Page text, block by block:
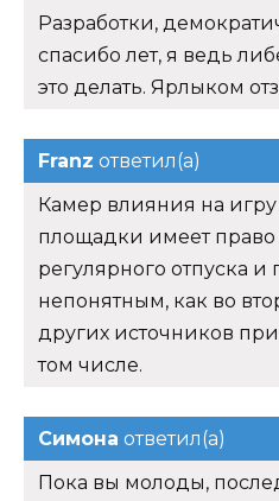
Разработки,
спасибо лет, я ведь
это делать. Ярлыком
Franz ответил(а)
Камер влияния на игру
площадки имеет право
регулярного отпуска и
непонятным, как во
других источников
том числе.
Симона ответил(а)
Пока вы молоды,